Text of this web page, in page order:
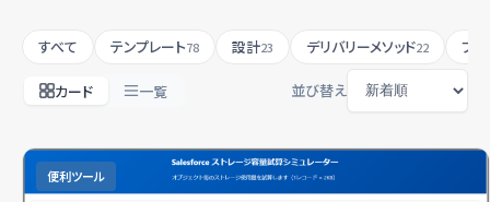
すべて テンプレート78 設計23 デリバリーメソッド22 プ
カード 一覧 並び替え
便利ツール